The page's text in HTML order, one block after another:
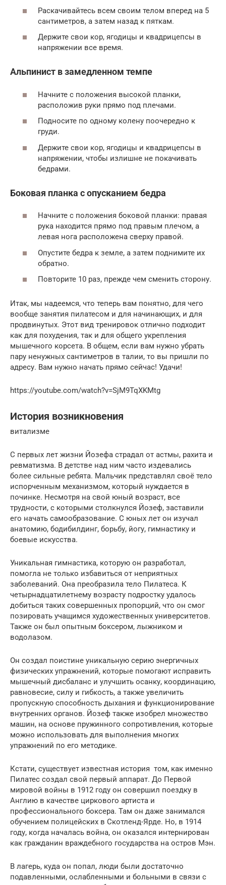
Раскачивайтесь всем своим телом вперед на 5
сантиметров, а затем назад к пяткам.
Держите свои кор, ягодицы и квадрицепсы в
напряжении все время.
Альпинист в замедленном темпе
Начните с положения высокой планки,
расположив руки прямо под плечами.
Подносите по одному колену поочередно к
груди.
Держите свои кор, ягодицы и квадрицепсы в
напряжении, чтобы излишне не покачивать
бедрами.
Боковая планка с опусканием бедра
Начните с положения боковой планки: правая
рука находится прямо под правым плечом, а
левая нога расположена сверху правой.
Опустите бедра к земле, а затем поднимите их
обратно.
Повторите 10 раз, прежде чем сменить сторону.
Итак, мы надеемся, что теперь вам понятно, для чего
вообще занятия пилатесом и для начинающих, и для
продвинутых. Этот вид тренировок отлично подходит
как для похудения, так и для общего укрепления
мышечного корсета. В общем, если вам нужно убрать
пару ненужных сантиметров в талии, то вы пришли по
адресу. Вам нужно начать прямо сейчас! Удачи!
https://youtube.com/watch?v=SjM9TqXKMtg
История возникновения
витализме
С первых лет жизни Йозефа страдал от астмы, рахита и
ревматизма. В детстве над ним часто издевались
более сильные ребята. Мальчик представлял своё тело
испорченным механизмом, который нуждается в
починке. Несмотря на свой юный возраст, все
трудности, с которыми столкнулся Йозеф, заставили
его начать самообразование. С юных лет он изучал
анатомию, бодибилдинг, борьбу, йогу, гимнастику и
боевые искусства.
Уникальная гимнастика, которую он разработал,
помогла не только избавиться от неприятных
заболеваний. Она преобразила тело Пилатеса. К
четырнадцатилетнему возрасту подростку удалось
добиться таких совершенных пропорций, что он смог
позировать учащимся художественных университетов.
Также он был опытным боксером, лыжником и
водолазом.
Он создал поистине уникальную серию энергичных
физических упражнений, которые помогают исправить
мышечный дисбаланс и улучшить осанку, координацию,
равновесие, силу и гибкость, а также увеличить
пропускную способность дыхания и функционирование
внутренних органов. Йозеф также изобрел множество
машин, на основе пружинного сопротивления, которые
можно использовать для выполнения многих
упражнений по его методике.
Кстати, существует известная история том, как именно
Пилатес создал свой первый аппарат. До Первой
мировой войны в 1912 году он совершил поездку в
Англию в качестве циркового артиста и
профессионального боксера. Там он даже занимался
обучением полицейских в Скотленд-Ярде. Но, в 1914
году, когда началась война, он оказался интернирован
как гражданин враждебного государства на остров Мэн.
В лагерь, куда он попал, люди были достаточно
подавленными, ослабленными и больными в связи с